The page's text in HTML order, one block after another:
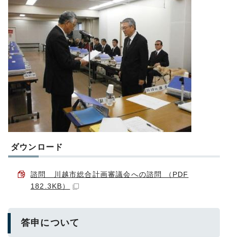
ダウンロード
諮問 川越市総合計画審議会への諮問 （PDF
182.3KB）
答申について